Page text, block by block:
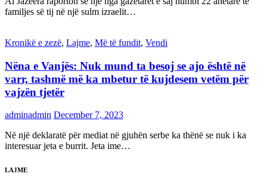
familjes së tij në një sulm izraelit…
Kronikë e zezë, Lajme, Më të fundit, Vendi
Nëna e Vanjës: Nuk mund ta besoj se ajo është në
varr, tashmë më ka mbetur të kujdesem vetëm për
vajzën tjetër
adminadmin December 7, 2023
Në një deklaratë për mediat në gjuhën serbe ka thënë se nuk i ka
interesuar jeta e burrit. Jeta ime…
LAJME